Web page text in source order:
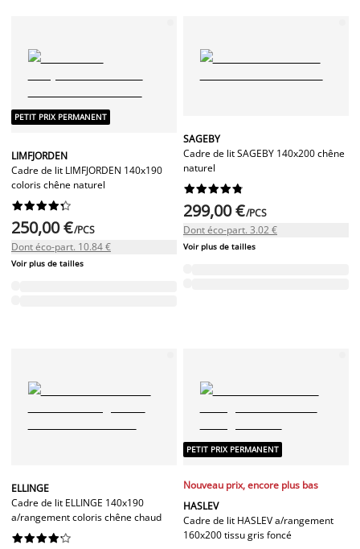
PETIT PRIX PERMANENT
LIMFJORDEN
Cadre de lit LIMFJORDEN 140x190
coloris chêne naturel






250,00 €/PCS
Dont éco-part. 10.84 €
Voir plus de tailles
SAGEBY
Cadre de lit SAGEBY 140x200 chêne
naturel






299,00 €/PCS
Dont éco-part. 3.02 €
Voir plus de tailles
ELLINGE
Cadre de lit ELLINGE 140x190
a/rangement coloris chêne chaud






PETIT PRIX PERMANENT
Nouveau prix, encore plus bas
HASLEV
Cadre de lit HASLEV a/rangement
160x200 tissu gris foncé